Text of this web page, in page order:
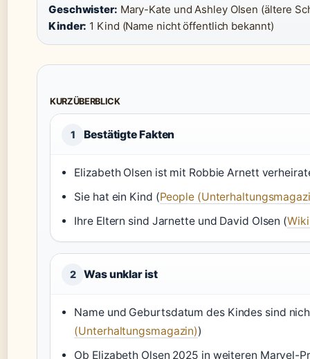
Geschwister: Mary-Kate und Ashley Olsen (ältere
Kinder: 1 Kind (Name nicht öffentlich bekannt)
KURZÜBERBLICK
1 Bestätigte Fakten
Elizabeth Olsen ist mit Robbie Arnett
Sie hat ein Kind (People
Ihre Eltern sind Jarnette und David Olsen (
2 Was unklar ist
Name und Geburtsdatum des Kindes sind
(Unterhaltungsmagazin))
Ob Elizabeth Olsen 2025 in weiteren